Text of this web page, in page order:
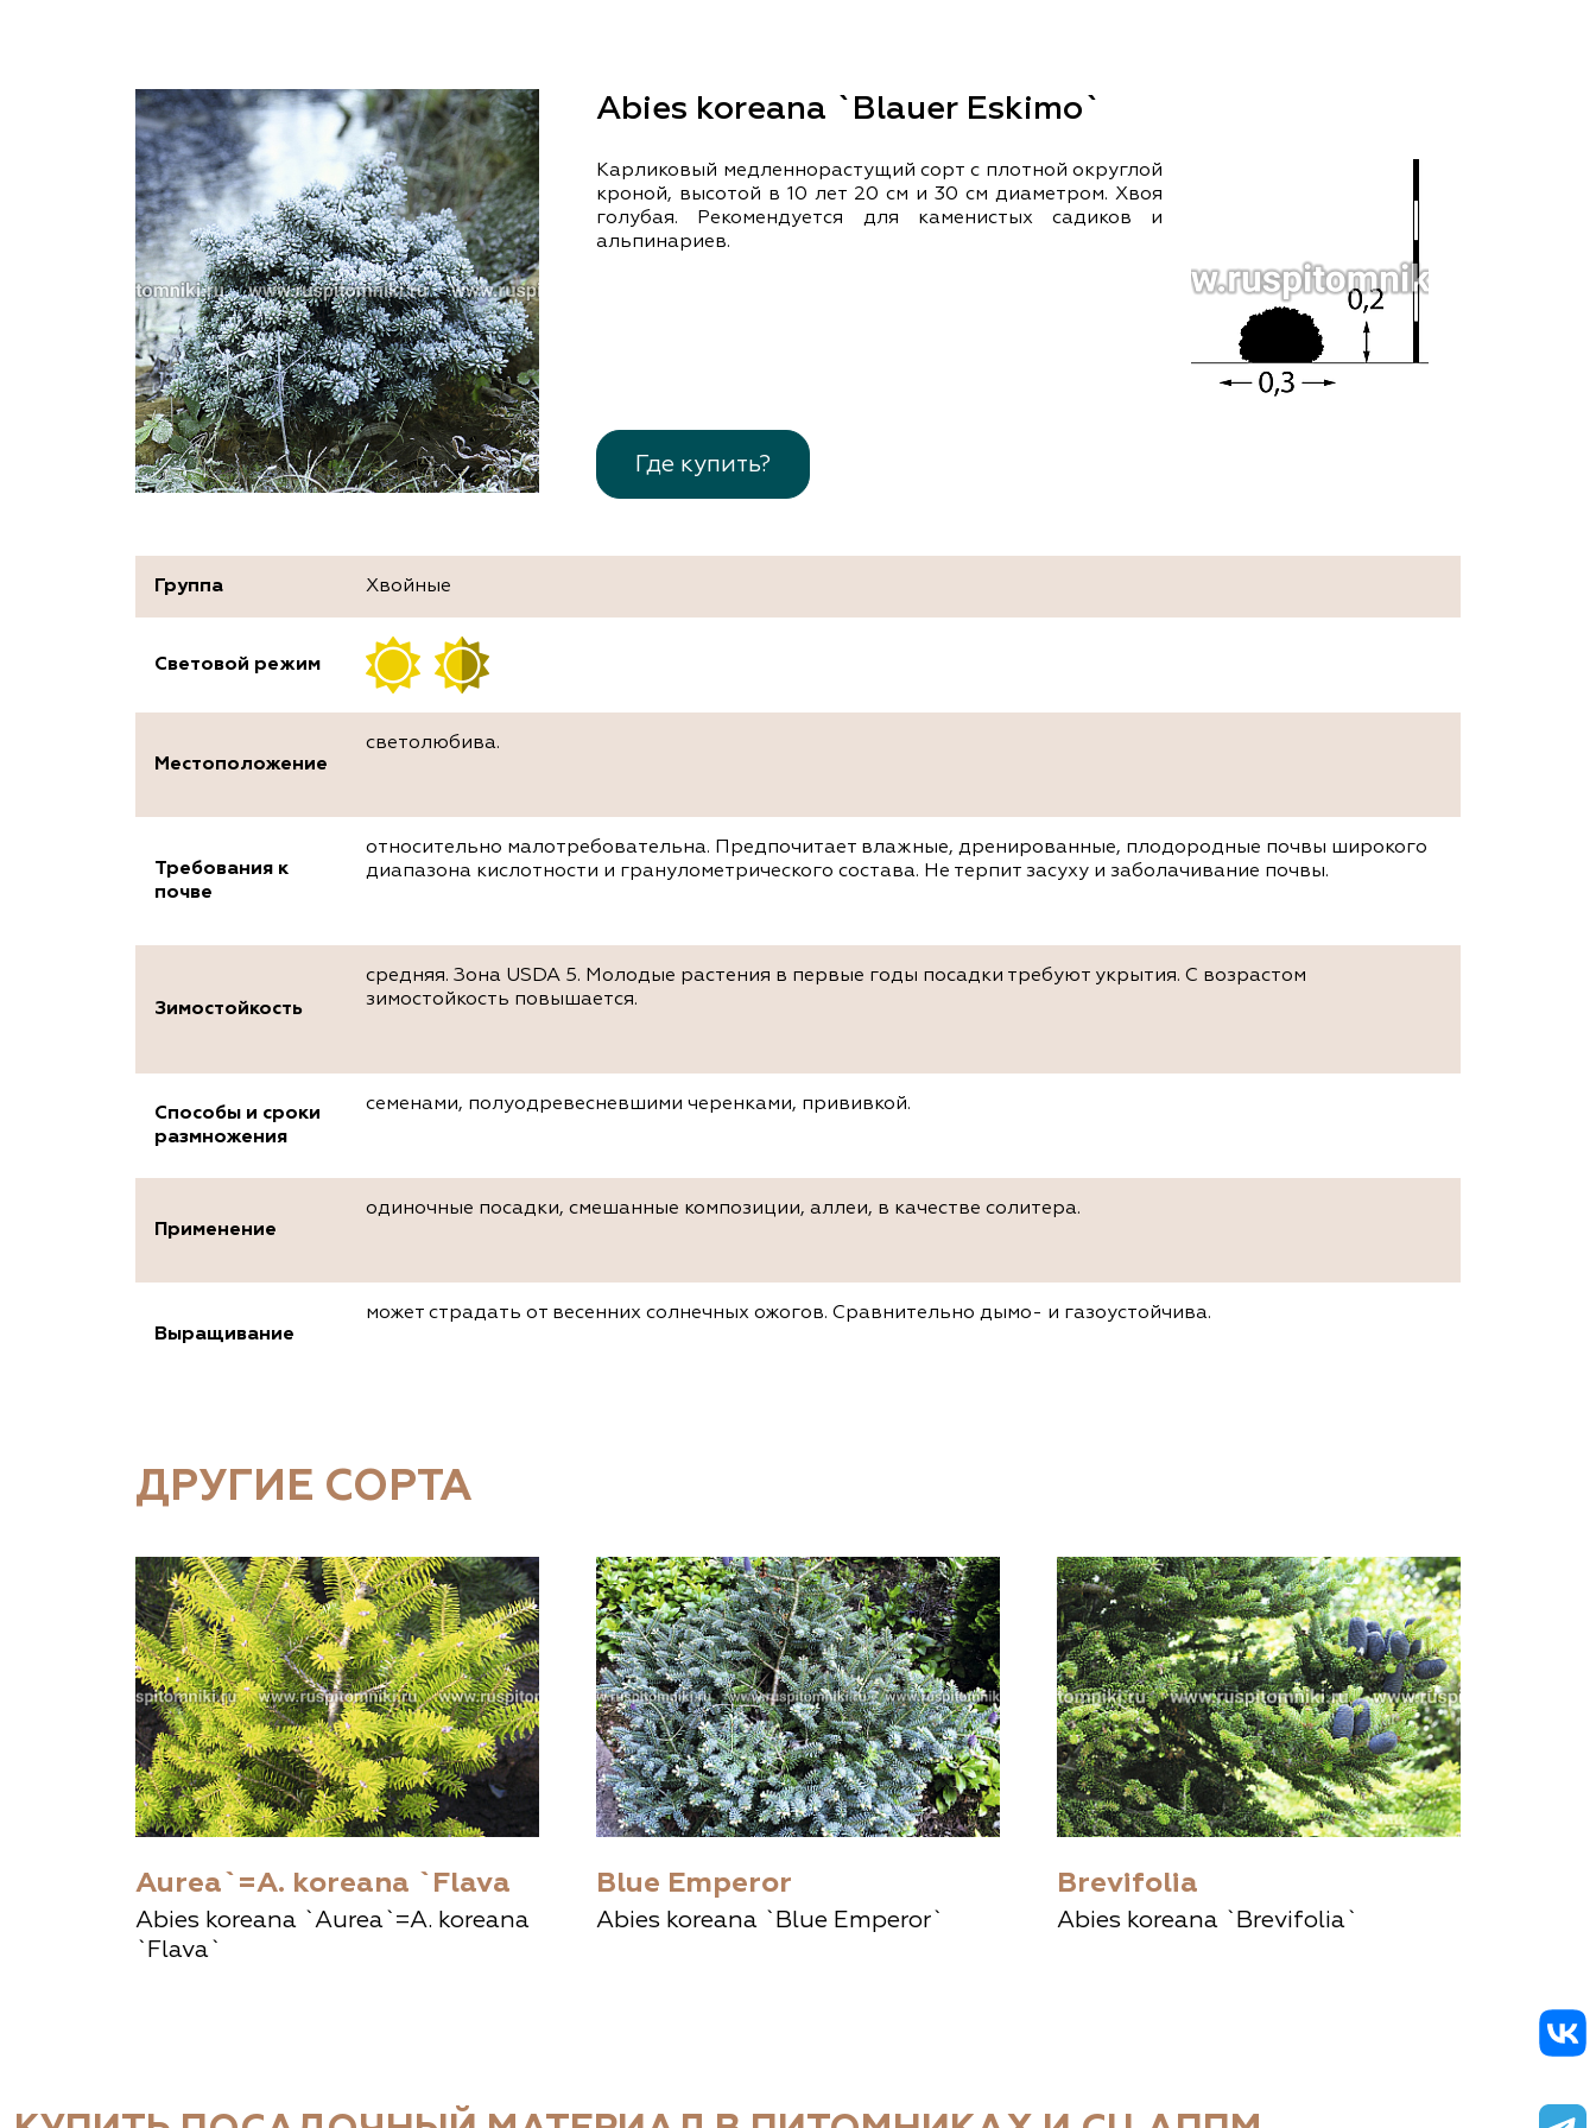
Региональные
представительстваAbies koreana `Blauer Eskimo`
Карликовый медленнорастущий сорт с плотной округлой
кроной, высотой в 10 лет 20 см и 30 см диаметром. Хвоя
голубая. Рекомендуется для каменистых садиков и
альпинариев.
Где купить?
Группа Хвойные
Световой режим
Местоположение
светолюбива.
Требования к
почве
относительно малотребовательна. Предпочитает влажные, дренированные, плодородные почвы широкого
диапазона кислотности и гранулометрического состава. Не терпит засуху и заболачивание почвы.
Зимостойкость
средняя. Зона USDA 5. Молодые растения в первые годы посадки требуют укрытия. С возрастом
зимостойкость повышается.
Способы и сроки
размножения
семенами, полуодревесневшими черенками, прививкой.
Применение
одиночные посадки, смешанные композиции, аллеи, в качестве солитера.
Выращивание
может страдать от весенних солнечных ожогов. Сравнительно дымо- и газоустойчива.
ДРУГИЕ СОРТА
Aurea`=A. koreana `Flava
Abies koreana `Aurea`=A. koreana
`Flava`
Blue Emperor
Abies koreana `Blue Emperor`
Brevifolia
Abies koreana `Brevifolia`